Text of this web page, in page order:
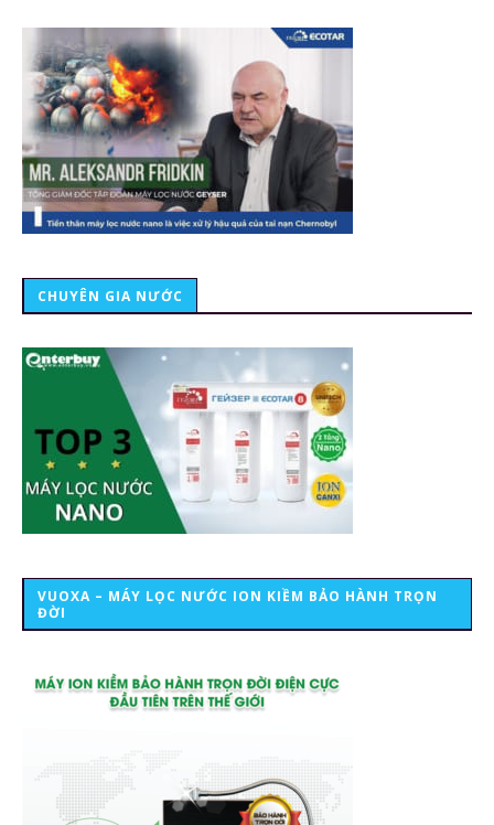
CHUYÊN GIA NƯỚC
VUOXA – MÁY LỌC NƯỚC ION KIỀM BẢO HÀNH TRỌN
ĐỜI